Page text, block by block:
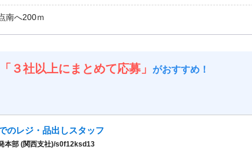
南へ200ｍ
「３社以上にまとめて応募」 がおすすめ！
のレジ・品出しスタッフ
本部 (関西支社)/s0f12ksd13